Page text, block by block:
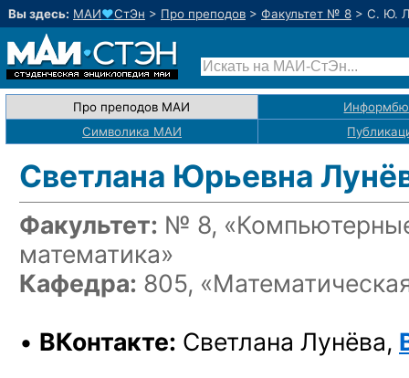
Вы здесь: МАИ♥СтЭн > Про преподов > Факультет № 8 > С. Ю.
Про преподов МАИ
Символика МАИ
Светлана Юрьевна
Факультет: № 8,
математика»
Кафедра: 805,
• ВКонтакте: Светлана Лунёва,